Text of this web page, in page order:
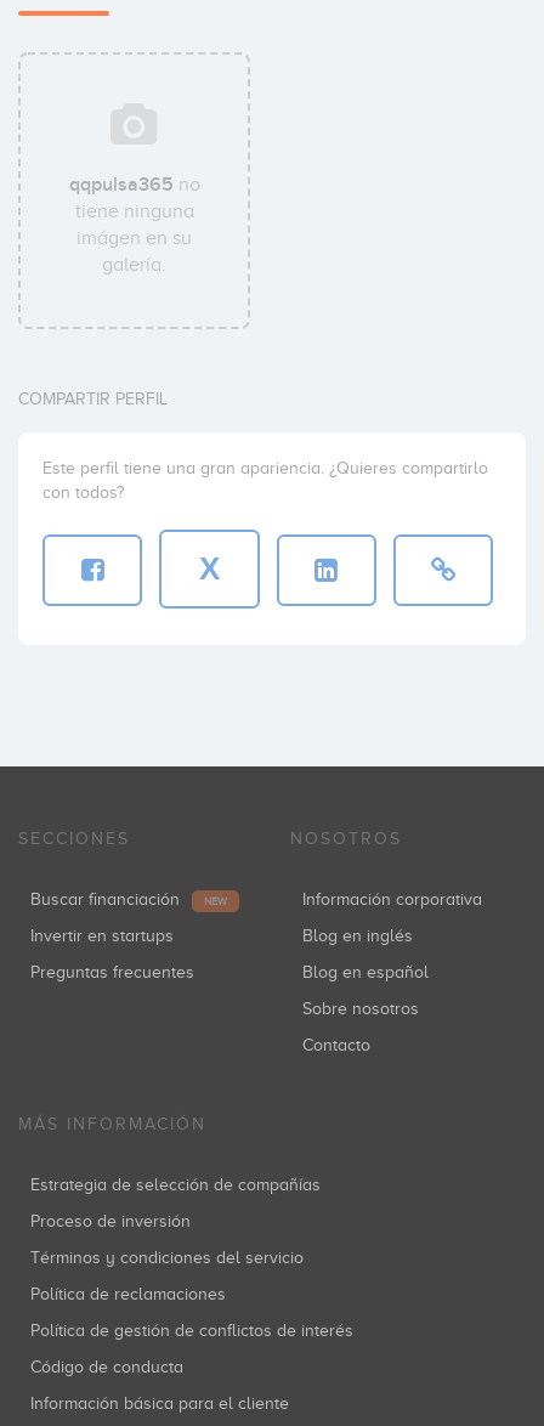
qqpulsa365 no
tiene ninguna
imágen en su
galería.
COMPARTIR PERFIL
Este perfil tiene una gran apariencia. ¿Quieres compartirlo
con todos?
X
SECCIONES
Buscar financiación NEW
Invertir en startups
Preguntas frecuentes
NOSOTROS
Información corporativa
Blog en inglés
Blog en español
Sobre nosotros
Contacto
MÁS INFORMACIÓN
Estrategia de selección de compañías
Proceso de inversión
Términos y condiciones del servicio
Política de reclamaciones
Política de gestión de conflictos de interés
Código de conducta
Información básica para el cliente